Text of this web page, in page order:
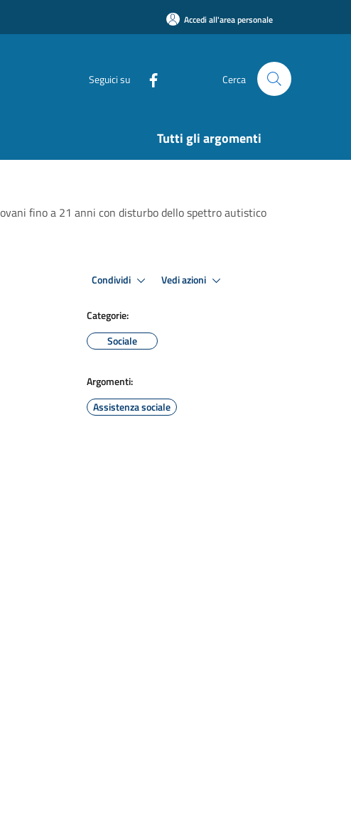
Accedi all'area personale
Seguici su Cerca
Tutti gli argomenti
fino a 21 anni con disturbo dello spettro autistico
Condividi Vedi azioni
Categorie:
Sociale
Argomenti:
Assistenza sociale